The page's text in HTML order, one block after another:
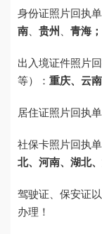
身份证照片回执单
南
贵州 青海；
出入境证件照片
等）： 重庆、云
居住证照片回执单
社保卡照片回执单
北、河南、湖北
驾驶证、保安证
办理！